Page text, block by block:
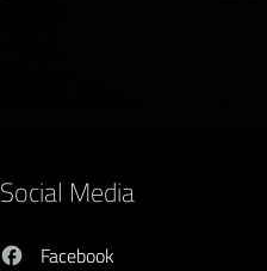
Social Media
Facebook